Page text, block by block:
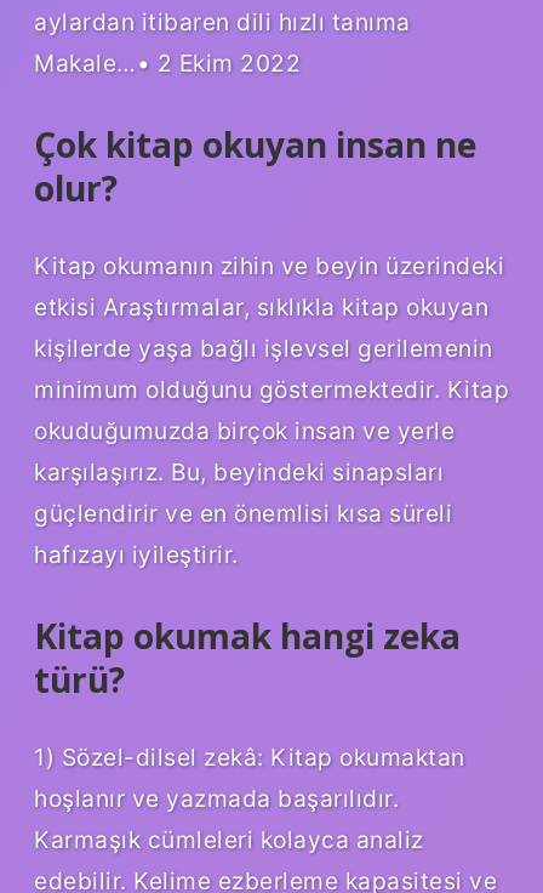
aylardan itibaren dili hızlı tanıma
Makale…• 2 Ekim 2022
Çok kitap okuyan insan ne
olur?
Kitap okumanın zihin ve beyin üzerindeki
etkisi Araştırmalar, sıklıkla kitap okuyan
kişilerde yaşa bağlı işlevsel gerilemenin
minimum olduğunu göstermektedir. Kitap
okuduğumuzda birçok insan ve yerle
karşılaşırız. Bu, beyindeki sinapsları
güçlendirir ve en önemlisi kısa süreli
hafızayı iyileştirir.
Kitap okumak hangi zeka
türü?
1) Sözel-dilsel zekâ: Kitap okumaktan
hoşlanır ve yazmada başarılıdır.
Karmaşık cümleleri kolayca analiz
edebilir. Kelime ezberleme kapasitesi ve